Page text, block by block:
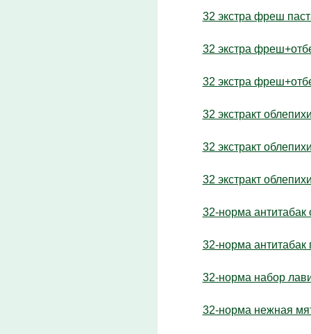
32 экстра фреш
32 экстра
32 экстра
32 экстракт
32 экстракт
32 экстракт
32-норма антитабак
32-норма антитабак
32-норма набор
32-норма нежная